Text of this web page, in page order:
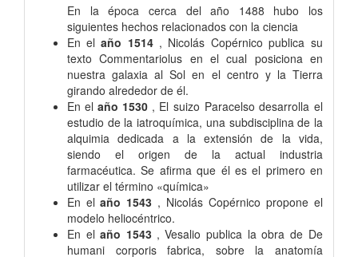
En la época cerca del año 1488 hubo los
siguientes hechos relacionados con la ciencia
En el año 1514 , Nicolás Copérnico publica su
texto Commentariolus en el cual posiciona en
nuestra galaxia al Sol en el centro y la Tierra
girando alrededor de él.
En el año 1530 , El suizo Paracelso desarrolla el
estudio de la iatroquímica, una subdisciplina de la
alquimia dedicada a la extensión de la vida,
siendo el origen de la actual industria
farmacéutica. Se afirma que él es el primero en
utilizar el término «química»
En el año 1543 , Nicolás Copérnico propone el
modelo heliocéntrico.
En el año 1543 , Vesalio publica la obra de De
humani corporis fabrica, sobre la anatomía